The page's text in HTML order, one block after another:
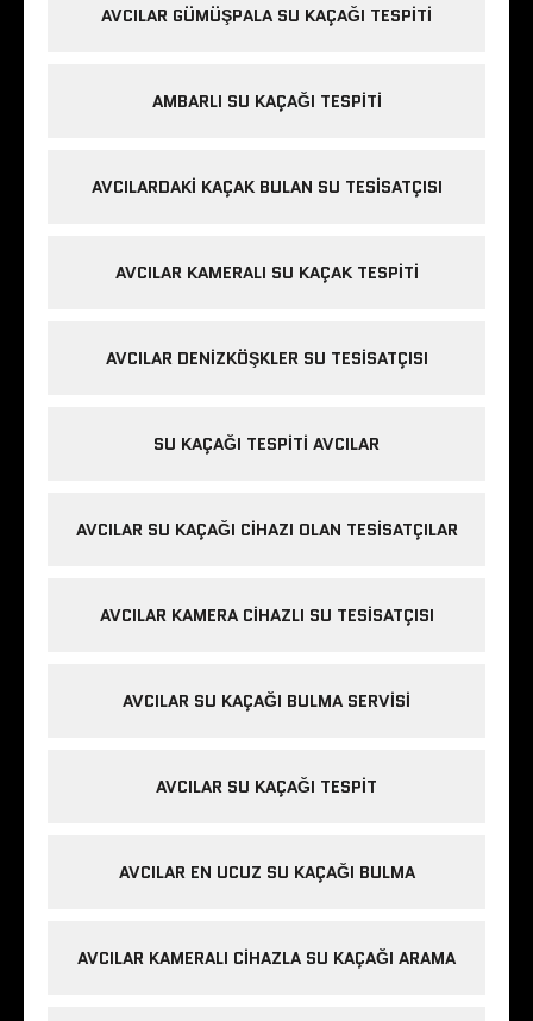
AVCILAR GÜMÜŞPALA SU KAÇAĞI TESPITI
AMBARLI SU KAÇAĞI TESPITI
AVCILARDAKI KAÇAK BULAN SU TESISATÇISI
AVCILAR KAMERALI SU KAÇAK TESPITI
AVCILAR DENIZKÖŞKLER SU TESISATÇISI
SU KAÇAĞI TESPITI AVCILAR
AVCILAR SU KAÇAĞI CIHAZI OLAN TESISATÇILAR
AVCILAR KAMERA CIHAZLI SU TESISATÇISI
AVCILAR SU KAÇAĞI BULMA SERVISI
AVCILAR SU KAÇAĞI TESPIT
AVCILAR EN UCUZ SU KAÇAĞI BULMA
AVCILAR KAMERALI CIHAZLA SU KAÇAĞI ARAMA